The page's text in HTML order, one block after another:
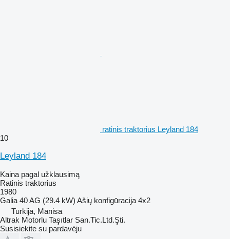
ratinis traktorius Leyland 184
10
Leyland 184
Kaina pagal užklausimą
Ratinis traktorius
1980
Galia 40 AG (29.4 kW) Ašių konfigūracija 4x2
Turkija, Manisa
Altrak Motorlu Taşıtlar San.Tic.Ltd.Şti.
Susisiekite su pardavėju